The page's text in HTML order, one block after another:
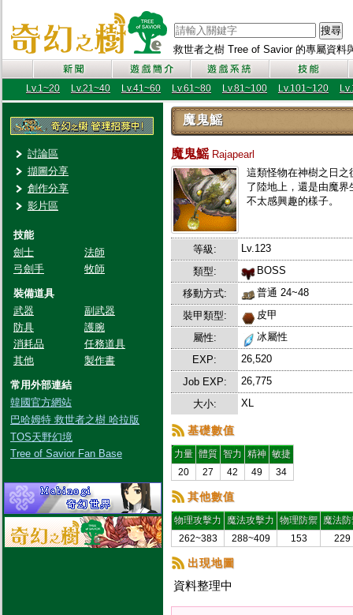
救世者之樹 Tree of Savior 的專屬資料
搜尋
Lv.1~20 Lv.21~40 Lv.41~60 Lv.61~80 Lv.81~100 Lv.101~120
討論區
擷圖分享
創作分享
影片區
技能
劍士
法師
弓劍手
牧師
裝備道具
武器
副武器
防具
護腕
消耗品
任務道具
其他
製作書
常用外部連結
韓國官方網站
巴哈姆特 救世者之樹 哈拉版
TOS天野幻境
Tree of Savior Fan Base
魔鬼鰩
魔鬼鰩 Rajapearl
這類怪物在神樹之日
了陸地上，還是由魔
不太感興趣的樣子。
等級:
Lv.123
類型:
BOSS
移動方式:
普通 24~48
裝甲類型:
皮甲
屬性:
冰屬性
EXP:
26,520
Job EXP:
26,775
大小:
XL
基礎數值
力量 體質 智力 精神 敏捷
20
27 42 49 34
其他數值
物理攻擊力 魔法攻擊力 物理防禦 魔法
262~383
288~409 153 229
出現地圖
資料整理中